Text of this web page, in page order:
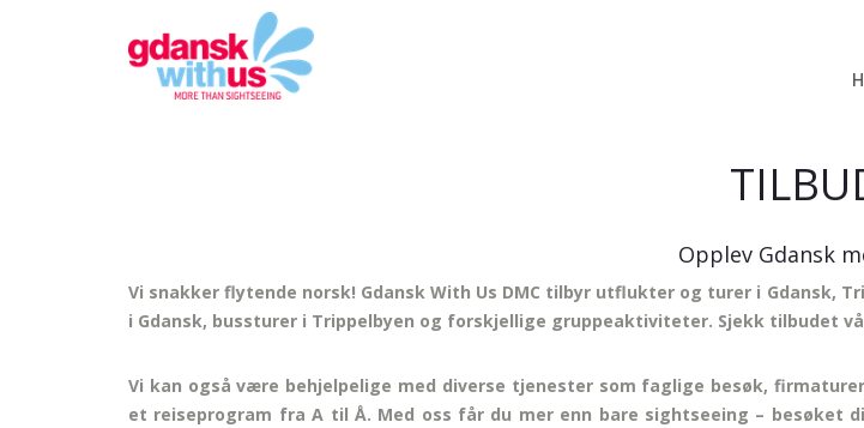
Opplev Gdansk
Vi snakker flytende norsk! Gdansk With Us DMC tilbyr utflukter og turer i Gdansk,
i Gdansk, bussturer i Trippelbyen og forskjellige gruppeaktiviteter. Sjekk tilbudet
Vi kan også være behjelpelige med diverse tjenester som faglige besøk,
et reiseprogram fra A til Å. Med oss får du mer enn bare sightseeing –